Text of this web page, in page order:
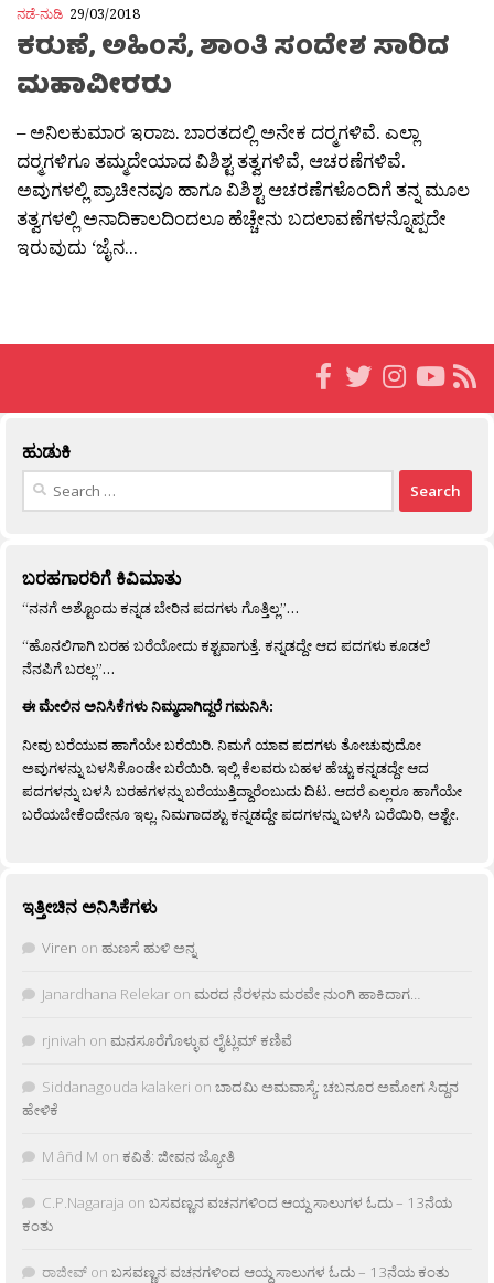
ನಡೆ-ನುಡಿ 29/03/2018
ಕರುಣೆ, ಅಹಿಂಸೆ, ಶಾಂತಿ ಸಂದೇಶ ಸಾರಿದ
ಮಹಾವೀರರು
– ಅನಿಲಕುಮಾರ ಇರಾಜ. ಬಾರತದಲ್ಲಿ ಅನೇಕ ದರ‍್ಮಗಳಿವೆ. ಎಲ್ಲಾ
ದರ‍್ಮಗಳಿಗೂ ತಮ್ಮದೇಯಾದ ವಿಶಿಶ್ಟ ತತ್ವಗಳಿವೆ, ಆಚರಣೆಗಳಿವೆ.
ಅವುಗಳಲ್ಲಿ ಪ್ರಾಚೀನವೂ ಹಾಗೂ ವಿಶಿಶ್ಟ ಆಚರಣೆಗಳೊಂದಿಗೆ ತನ್ನ ಮೂಲ
ತತ್ವಗಳಲ್ಲಿ ಅನಾದಿಕಾಲದಿಂದಲೂ ಹೆಚ್ಚೇನು ಬದಲಾವಣೆಗಳನ್ನೊಪ್ಪದೇ
ಇರುವುದು ‘ಜೈನ...
ಹುಡುಕಿ
Search
ಬರಹಗಾರರಿಗೆ ಕಿವಿಮಾತು
“ನನಗೆ ಅಶ್ಟೊಂದು ಕನ್ನಡ ಬೇರಿನ ಪದಗಳು ಗೊತ್ತಿಲ್ಲ”…
“ಹೊನಲಿಗಾಗಿ ಬರಹ ಬರೆಯೋದು ಕಶ್ಟವಾಗುತ್ತೆ. ಕನ್ನಡದ್ದೇ ಆದ ಪದಗಳು ಕೂಡಲೆ
ನೆನಪಿಗೆ ಬರಲ್ಲ”…
ಈ ಮೇಲಿನ ಅನಿಸಿಕೆಗಳು ನಿಮ್ಮದಾಗಿದ್ದರೆ ಗಮನಿಸಿ:
ನೀವು ಬರೆಯುವ ಹಾಗೆಯೇ ಬರೆಯಿರಿ. ನಿಮಗೆ ಯಾವ ಪದಗಳು ತೋಚುವುದೋ
ಅವುಗಳನ್ನು ಬಳಸಿಕೊಂಡೇ ಬರೆಯಿರಿ. ಇಲ್ಲಿ ಕೆಲವರು ಬಹಳ ಹೆಚ್ಚು ಕನ್ನಡದ್ದೇ ಆದ
ಪದಗಳನ್ನು ಬಳಸಿ ಬರಹಗಳನ್ನು ಬರೆಯುತ್ತಿದ್ದಾರೆಂಬುದು ದಿಟ. ಆದರೆ ಎಲ್ಲರೂ ಹಾಗೆಯೇ
ಬರೆಯಬೇಕೆಂದೇನೂ ಇಲ್ಲ. ನಿಮಗಾದಶ್ಟು ಕನ್ನಡದ್ದೇ ಪದಗಳನ್ನು ಬಳಸಿ ಬರೆಯಿರಿ, ಅಶ್ಟೇ.
ಇತ್ತೀಚಿನ ಅನಿಸಿಕೆಗಳು
Viren on ಹುಣಸೆ ಹುಳಿ ಅನ್ನ
Janardhana Relekar on ಮರದ ನೆರಳನು ಮರವೇ ನುಂಗಿ ಹಾಕಿದಾಗ…
rjnivah on ಮನಸೂರೆಗೊಳ್ಳುವ ಲೈಟ್ಲಮ್ ಕಣಿವೆ
Siddanagouda kalakeri on ಬಾದಮಿ ಅಮವಾಸ್ಯೆ: ಚಬನೂರ ಅಮೋಗ ಸಿದ್ದನ
ಹೇಳಿಕೆ
M âñd M on ಕವಿತೆ: ಜೀವನ ಜ್ಯೋತಿ
C.P.Nagaraja on ಬಸವಣ್ಣನ ವಚನಗಳಿಂದ ಆಯ್ದ ಸಾಲುಗಳ ಓದು – 13ನೆಯ
ಕಂತು
ರಾಜೀವ್ on ಬಸವಣ್ಣನ ವಚನಗಳಿಂದ ಆಯ್ದ ಸಾಲುಗಳ ಓದು – 13ನೆಯ ಕಂತು